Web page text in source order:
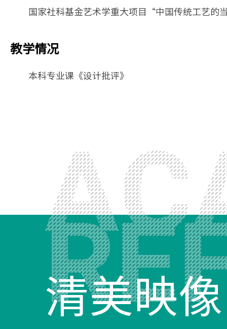
国家社科基金艺术学重大项目“中国传统工艺的
教学情况
本科专业课《设计批评》
清美映像